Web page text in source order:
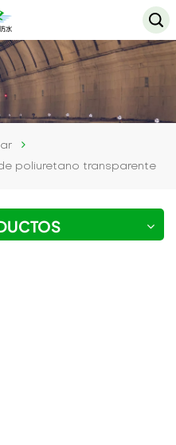
poliuretano transparente